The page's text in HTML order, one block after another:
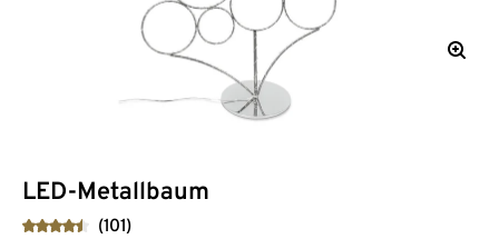
LED-Metallbaum
(101)